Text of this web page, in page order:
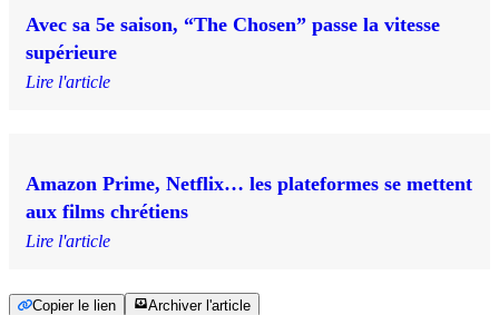
Avec sa 5e saison, “The Chosen” passe la vitesse
supérieure
Lire l'article
Amazon Prime, Netflix… les plateformes se mettent
aux films chrétiens
Lire l'article
Copier le lien Archiver l'article